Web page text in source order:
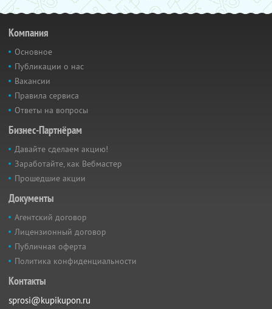
Компания
Основное
Публикации о нас
Вакансии
Правила сервиса
Ответы на вопросы
Бизнес-Партнёрам
Давайте сделаем акцию!
Заработайте, как Вебмастер
Прошедшие акции
Документы
Агентский договор
Лицензионный договор
Публичная оферта
Политика конфиденциальности
Контакты
sprosi@kupikupon.ru